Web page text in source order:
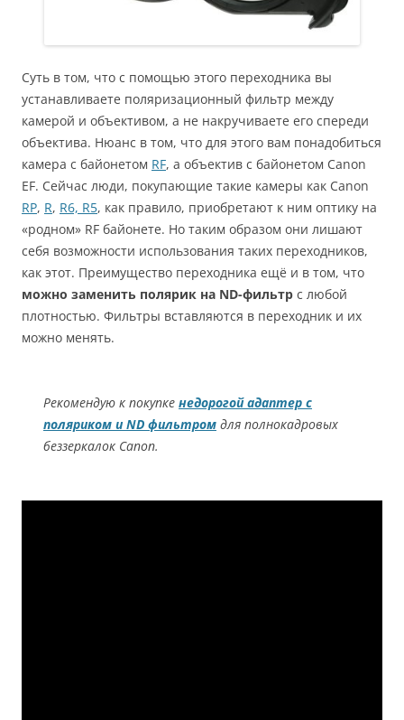
Суть в том, что с помощью этого переходника вы
устанавливаете поляризационный фильтр между
камерой и объективом, а не накручиваете его спереди
объектива. Нюанс в том, что для этого вам понадобиться
камера с байонетом RF, а объектив с байонетом Canon
EF. Сейчас люди, покупающие такие камеры как Canon
RP, R, R6, R5, как правило, приобретают к ним оптику на
«родном» RF байонете. Но таким образом они лишают
себя возможности использования таких переходников,
как этот. Преимущество переходника ещё и в том, что
можно заменить полярик на ND-фильтр с любой
плотностью. Фильтры вставляются в переходник и их
можно менять.
Рекомендую к покупке недорогой адаптер с
поляриком и ND фильтром для полнокадровых
беззеркалок Canon.